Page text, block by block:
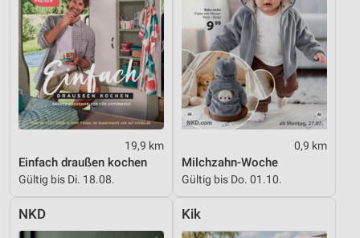
19,9 km
Einfach draußen kochen
Gültig bis Di. 18.08.
0,9 km
Milchzahn-Woche
Gültig bis Do. 01.10.
NKD Kik
Verwendung genauer Standortdaten
Geräte anhand von aktiv angeforderten
Informationen identifizieren
Nicht-IAB-Verarbeitungszwecke:
Notwendig
Funktional
Werbung